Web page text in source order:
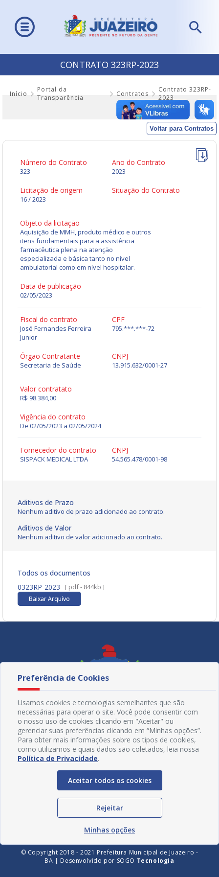
CONTRATO 323RP-2023
Início
Portal da
Transparência
Contratos
Contrato 323RP-
2023
Voltar para Contratos
Número do Contrato
323
Ano do Contrato
2023
Licitação de origem
16 / 2023
Situação do Contrato
Objeto da licitação
Aquisição de MMH, produto médico e outros
itens fundamentais para a assistência
farmacêutica plena na atenção
especializada e básica tanto no nível
ambulatorial como em nível hospitalar.
Data de publicação
02/05/2023
Fiscal do contrato
José Fernandes Ferreira
Junior
CPF
795.***.***-72
Órgao Contratante
Secretaria de Saúde
CNPJ
13.915.632/0001-27
Valor contratato
R$ 98.384,00
Vigência do contrato
De 02/05/2023 a 02/05/2024
Fornecedor do contrato
SISPACK MEDICAL LTDA
CNPJ
54.565.478/0001-98
Aditivos de Prazo
Nenhum aditivo de prazo adicionado ao contrato.
Aditivos de Valor
Nenhum aditivo de valor adicionado ao contrato.
Todos os documentos
0323RP-2023
[ pdf - 844kb ]
Baixar Arquivo
Redes Sociais
© Copyright 2018 - 2021 Prefeitura Municipal de Juazeiro -
BA | Desenvolvido por SOGO Tecnologia
Preferência de Cookies
Usamos cookies e tecnologias semelhantes que são
necessárias para operar o site. Você pode consentir com
o nosso uso de cookies clicando em "Aceitar" ou
gerenciar suas preferências clicando em “Minhas opções”.
Para obter mais informações sobre os tipos de cookies,
como utilizamos e quais dados são coletados, leia nossa
Política de Privacidade.
Aceitar todos os cookies
Rejeitar
Minhas opções